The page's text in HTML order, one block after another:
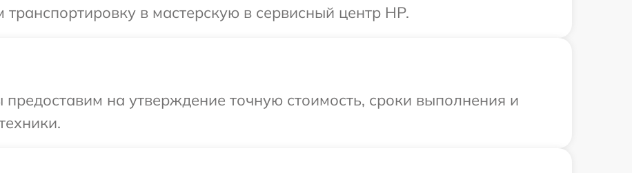
в мастерскую в сервисный центр HP.
на утверждение точную стоимость, сроки выполнения и